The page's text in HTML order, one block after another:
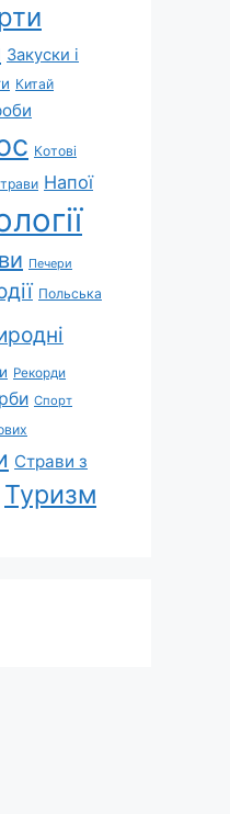
Закуски і
Китай
Котові
Напої
Печери
Польська
Рекорди
Спорт
Страви з
Туризм